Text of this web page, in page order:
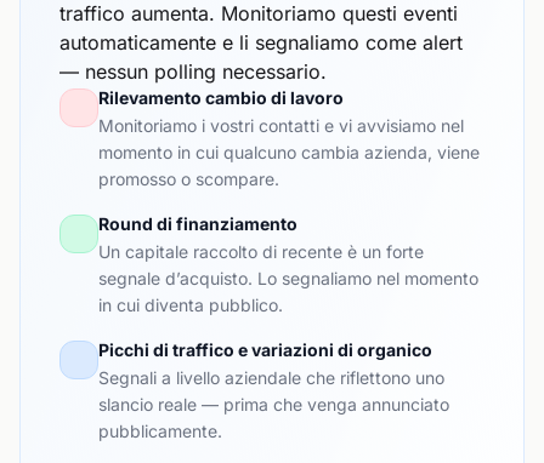
traffico aumenta. Monitoriamo questi eventi
automaticamente e li segnaliamo come alert
— nessun polling necessario.
Rilevamento cambio di lavoro
Monitoriamo i vostri contatti e vi avvisiamo nel
momento in cui qualcuno cambia azienda, viene
promosso o scompare.
Round di finanziamento
Un capitale raccolto di recente è un forte
segnale d’acquisto. Lo segnaliamo nel momento
in cui diventa pubblico.
Picchi di traffico e variazioni di organico
Segnali a livello aziendale che riflettono uno
slancio reale — prima che venga annunciato
pubblicamente.